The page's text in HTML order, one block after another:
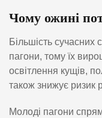
Чому ожині
Більшість сучасних
пагони, тому їх
освітлення кущів,
також знижує ризик
Молоді пагони